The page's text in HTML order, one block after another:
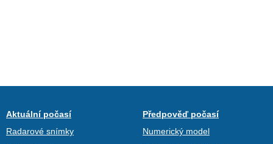
Aktuální počasí
Radarové snímky
Předpověď počasí
Numerický model